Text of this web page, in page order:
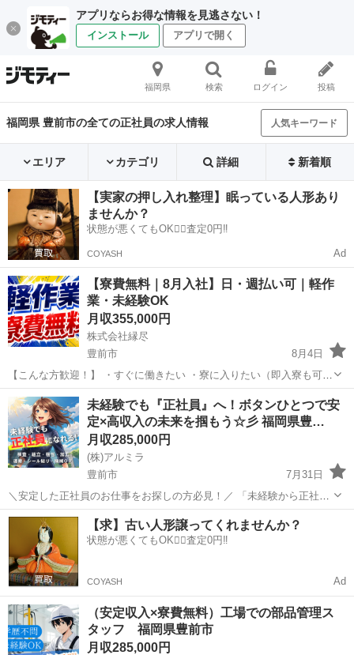
アプリならお得な情報を見逃さない！
インストール アプリで開く
福岡県 検索 ログイン 投稿
福岡県 豊前市の全ての正社員の求人情報 人気キーワード
エリア カテゴリ 詳細 新着順
【実家の押し入れ整理】眠っている人形あり
ませんか？
状態が悪くてもOK🙆‍♀️査定0円‼️
COYASH Ad
【寮費無料｜8月入社】日・週払い可｜軽作
業・未経験OK
月収355,000円
株式会社縁尽
豊前市
8月4日
【こんな方歓迎！】 ・すぐに働きたい ・寮に入りたい（即入寮も可）
・日払い、週払いを利用したい ・稼ぎたい ・モクモク作業がしたい
・未経験から始めたい まずはお気軽にご相談ください◎ ↓↓↓↓...
福岡 豊前市 工場 未経験
未経験でも『正社員』へ！ボタンひとつで安
定×高収入の未来を掴もう☆彡 福岡県豊…
月収285,000円
(株)アルミラ
豊前市
7月31日
＼安定した正社員のお仕事をお探しの方必見！／ 「未経験から正社員
になれる？」 「すぐに働ける仕事が知りたい！」 「長期安定の職場で
働きたい！」 ⇒ そんなアナタにピッタリの正社員求人をご紹介！ ...
福岡 豊前市 工場 未経験
【求】古い人形譲ってくれませんか？
状態が悪くてもOK🙆‍♀️査定0円‼️
COYASH Ad
（安定収入×寮費無料）工場での部品管理ス
タッフ 福岡県豊前市
月収285,000円